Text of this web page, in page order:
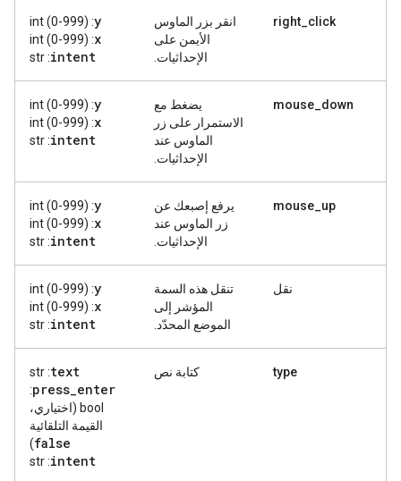
right_click
انقر بزر الماوس
الأيمن على
الإحداثيات.
y
: int (0-999)
x
: int (0-999)
intent
: str
mouse_down
يضغط مع
الاستمرار على زر
الماوس عند
الإحداثيات.
y
: int (0-999)
x
: int (0-999)
intent
: str
mouse_up
يرفع إصبعك عن
زر الماوس عند
الإحداثيات.
y
: int (0-999)
x
: int (0-999)
intent
: str
نقل
تنقل هذه السمة
المؤشر إلى
الموضع المحدّد.
y
: int (0-999)
x
: int (0-999)
intent
: str
type كتابة نص text
: str
press_enter
:
bool (اختياري،
القيمة التلقائية
false
)
intent
: str